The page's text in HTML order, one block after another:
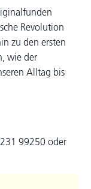
Revolution
zu den ersten
wie der
Alltag bis
99250 oder